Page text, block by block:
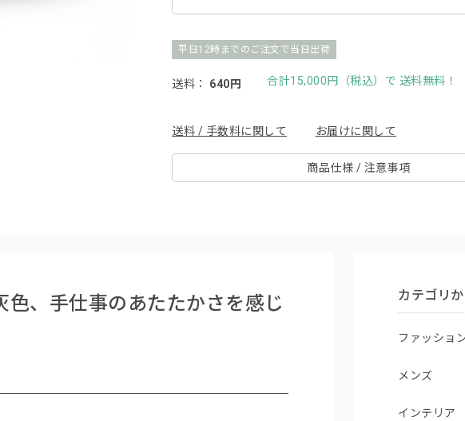
平日12時までのご注文で当日出荷
送料： 640円 合計15,000円（税込）で 送料無料！
送料 / 手数料に関して お届けに関して
商品仕様 / 注意事項
色、手仕事のあたたかさを感じ
カテゴリ
ファッショ
メンズ
インテリア